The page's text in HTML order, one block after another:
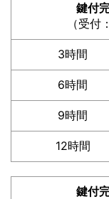
鍵付
（受付
3時間
6時間
9時間
12時間
鍵付